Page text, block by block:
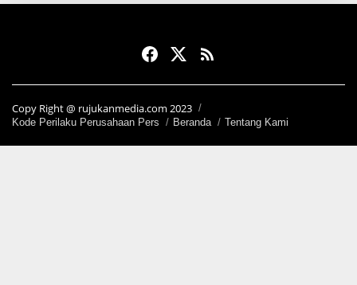
Copy Right @ rujukanmedia.com 2023
Kode Perilaku Perusahaan Pers Beranda Tentang Kami